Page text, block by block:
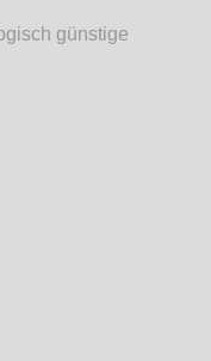
günstige